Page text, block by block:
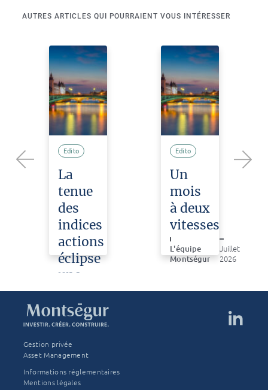
AUTRES ARTICLES QUI POURRAIENT VOUS INTÉRESSER
Edito
La
tenue
des
indices
actions
éclipse
une
violente
correction
sur
les
semi-
conducteurs
Edito
Un
mois
à deux
vitesses
L'équipe
Montségur
Juillet
2026
Gestion privée
Asset Management
Informations réglementaires
Mentions légales